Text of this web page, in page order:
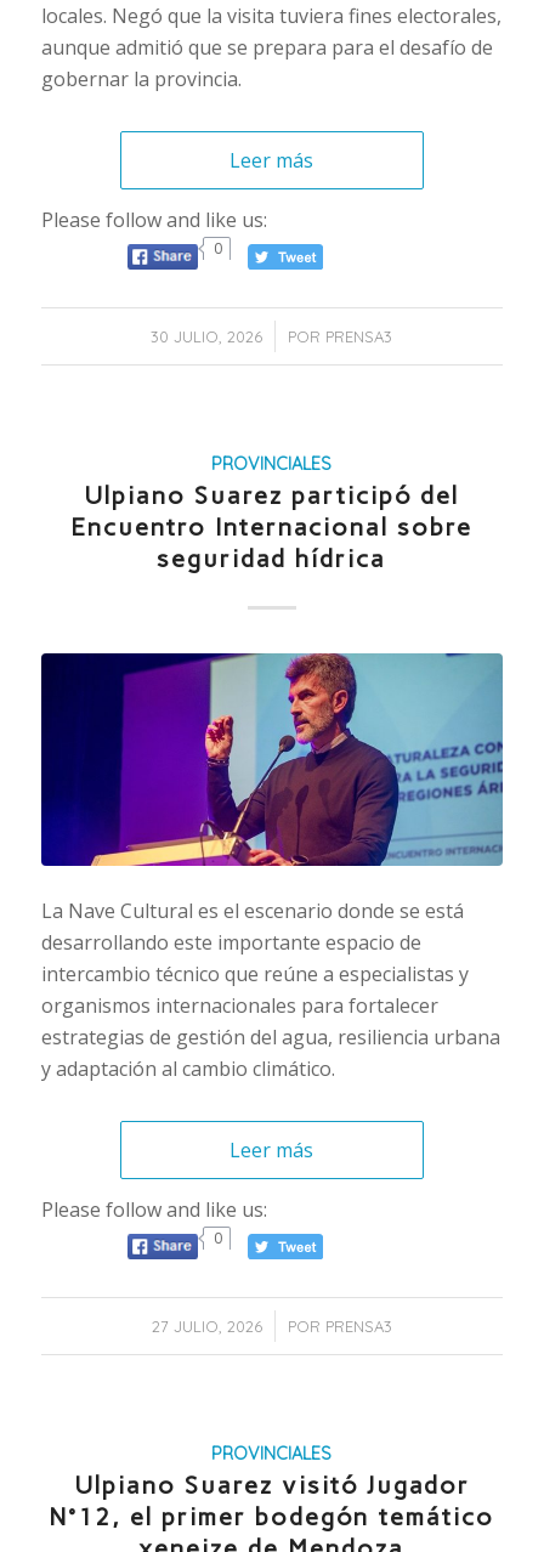
locales. Negó que la visita tuviera fines electorales,
aunque admitió que se prepara para el desafío de
gobernar la provincia.
Leer más
Please follow and like us:
0
30 JULIO, 2026
/ POR PRENSA3
PROVINCIALES
Ulpiano Suarez participó del
Encuentro Internacional sobre
seguridad hídrica
La Nave Cultural es el escenario donde se está
desarrollando este importante espacio de
intercambio técnico que reúne a especialistas y
organismos internacionales para fortalecer
estrategias de gestión del agua, resiliencia urbana
y adaptación al cambio climático.
Leer más
Please follow and like us:
0
27 JULIO, 2026
/ POR PRENSA3
PROVINCIALES
Ulpiano Suarez visitó Jugador
N°12, el primer bodegón temático